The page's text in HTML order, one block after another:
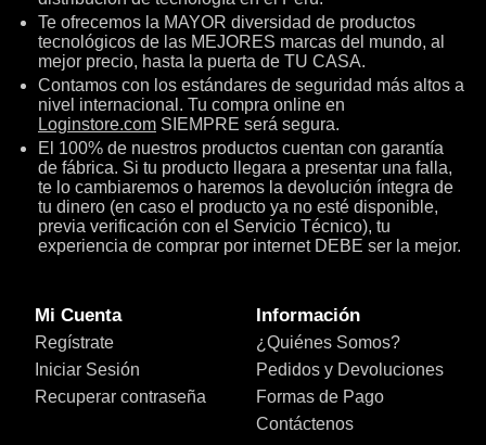
Te ofrecemos la MAYOR diversidad de productos
tecnológicos de las MEJORES marcas del mundo, al
mejor precio, hasta la puerta de TU CASA.
Contamos con los estándares de seguridad más altos a
nivel internacional. Tu compra online en
Loginstore.com SIEMPRE será segura.
El 100% de nuestros productos cuentan con garantía
de fábrica. Si tu producto llegara a presentar una falla,
te lo cambiaremos o haremos la devolución íntegra de
tu dinero (en caso el producto ya no esté disponible,
previa verificación con el Servicio Técnico), tu
experiencia de comprar por internet DEBE ser la mejor.
Mi Cuenta
Regístrate
Iniciar Sesión
Recuperar contraseña
Información
¿Quiénes Somos?
Pedidos y Devoluciones
Formas de Pago
Contáctenos